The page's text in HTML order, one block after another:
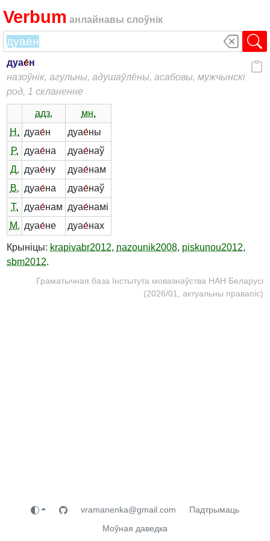
Verbum анлайнавы слоўнік
дуае́н
назоўнік, агульны, адушаўлёны, асабовы, мужчынскі
род, 1 скланенне
адз.
мн.
Н. дуае́н дуае́ны
Р.
дуае́на дуае́наў
Д. дуае́ну дуае́нам
В. дуае́на дуае́наў
Т.
дуае́нам дуае́намі
М. дуае́не дуае́нах
Крыніцы: krapivabr2012, nazounik2008, piskunou2012,
sbm2012.
Граматычная база Інстытута мовазнаўства НАН Беларусі
(2026/01, актуальны правапіс)
vramanenka@gmail.com
Падтрымаць
Моўная даведка